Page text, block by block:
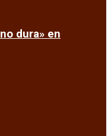
dura» en